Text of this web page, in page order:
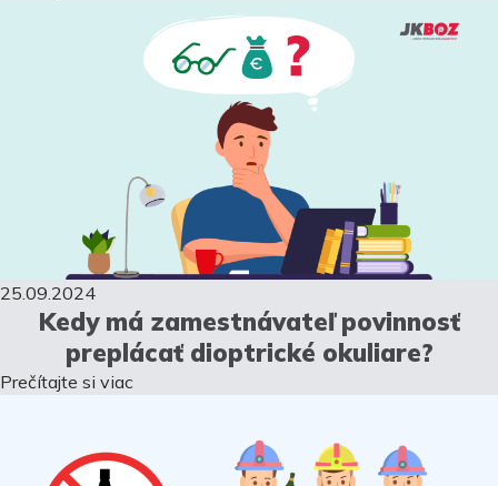
25.09.2024
Kedy má zamestnávateľ povinnosť
preplácať dioptrické okuliare?
Prečítajte si viac